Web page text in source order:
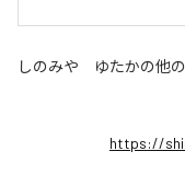
しのみや ゆたかの他
https://